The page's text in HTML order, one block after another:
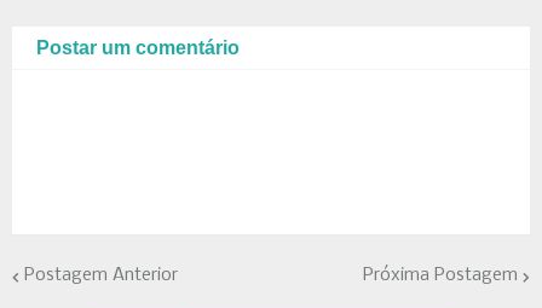
Postar um comentário
Postagem Anterior Próxima Postagem